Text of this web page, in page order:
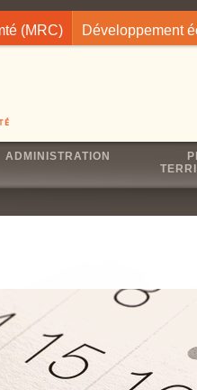
(MRC) Développement
ADMINISTRATION